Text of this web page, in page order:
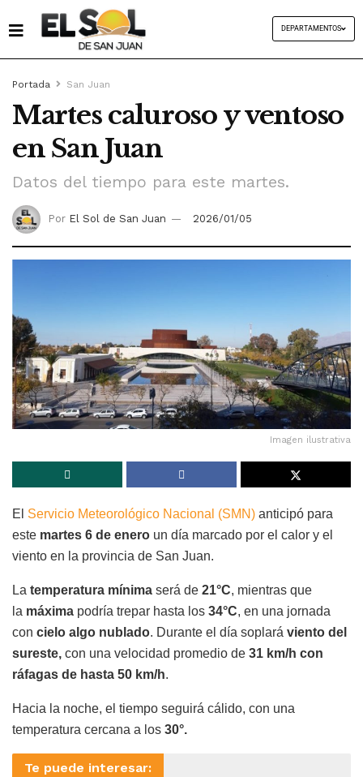
DEPARTAMENTOS
Portada San Juan
Martes caluroso y ventoso
en San Juan
Datos del tiempo para este martes.
Por El Sol de San Juan 2026/01/05
Imagen ilustrativa
El Servicio Meteorológico Nacional (SMN) anticipó para
este martes 6 de enero un día marcado por el calor y el
viento en la provincia de San Juan.
La temperatura mínima será de 21°C, mientras que
la máxima podría trepar hasta los 34°C, en una jornada
con cielo algo nublado. Durante el día soplará viento del
sureste, con una velocidad promedio de 31 km/h con
ráfagas de hasta 50 km/h.
Hacia la noche, el tiempo seguirá cálido, con una
temperatura cercana a los 30°.
Te puede interesar: